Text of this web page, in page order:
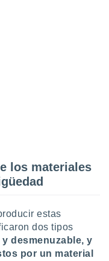
los materiales
estas
dos tipos
desmenuzable, y
por un material